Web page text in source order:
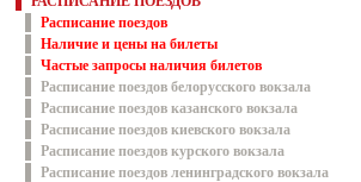
Расписание поездов
Наличие и цены на билеты
Частые запросы наличия билетов
Расписание поездов белорусского вокзала
Расписание поездов казанского вокзала
Расписание поездов киевского вокзала
Расписание поездов курского вокзала
Расписание поездов ленинградского вокзала